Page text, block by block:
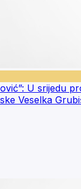
U srijedu
Veselka